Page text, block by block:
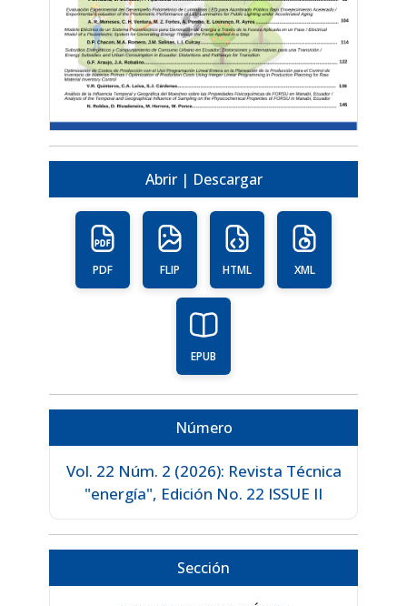
Abrir | Descargar
PDF FLIP HTML XML
EPUB
Número
Vol. 22 Núm. 2 (2026): Revista Técnica
"energía", Edición No. 22 ISSUE II
Sección